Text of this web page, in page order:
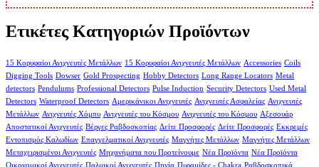
Ετικέτες Κατηγοριών Προϊόντων
15 Κορυφαίοι Ανιχνευτές Μετάλλων 15 Κορυφαίοι Ανιχνευτές Μετάλλων Accessories Coils
Digging Tools Dowser Gold Prospecting Hobby Detectors Long Range Locators Metal
detectors Pendulums Professional Detectors Pulse Induction Security Detectors Used Metal
Detectors Waterproof Detectors Αμερικάνικοι Ανιχνευτές Ανιχνευτές Ασφαλείας Ανιχνευτές
Μετάλλων Ανιχνευτές Χόμπυ Ανιχνευτές του Κόσμου Ανιχνευτές του Κόσμου Αξεσουάρ
Αποστατικοί Ανιχνευτές Βέργες Ραβδοσκοπίας Δείτε Προσφορές Δείτε Προσφορές Εκκρεμές
Εντοπισμός Καλωδίων Επαγγελματικοί Ανιχνευτές Μαγνήτες Μετάλλων Μαγνήτες Μετάλλων
Μεταχειρισμένοι Ανιχνευτές Μηχανήματα που Προτείνουμε Νέα Προϊόντα Νέα Προϊόντα